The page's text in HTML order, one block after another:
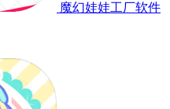
魔幻娃娃工厂软件